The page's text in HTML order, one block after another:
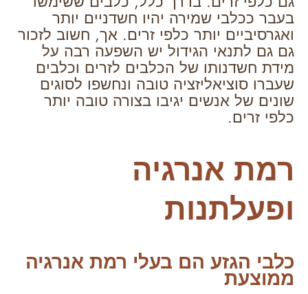
בעבר ככלבי שמירה יהיו חשדניים יותר
ואגרסיביים יותר כלפי זרים. אך, חשוב לזכור
גם גם לתנאי הגידול יש השפעה רבה על
מידת חשדנותו של הכלבים לזרים וכלבים
שעברו סוציאליזציה טובה ונחשפו לסוגים
שונים של אנשים יגיבו בצורה טובה יותר
כלפי זרים.
רמת אנרגיה
ופעלתנות
כלבי הגזע הם בעלי רמת אנרגיה
ממוצעת